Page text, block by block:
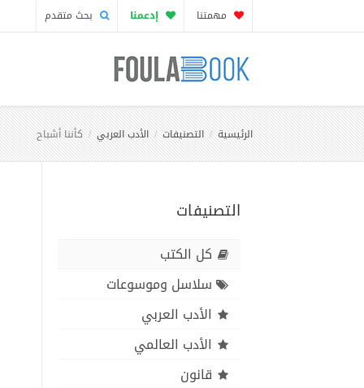
مهمتنا إدعمنا بحث متقدم
الرئيسية التصنيفات الأدب العربي كأننا أشباح
التصنيفات
كل الكتب
سلاسل وموسوعات
الأدب العربي
الأدب العالمي
قانون